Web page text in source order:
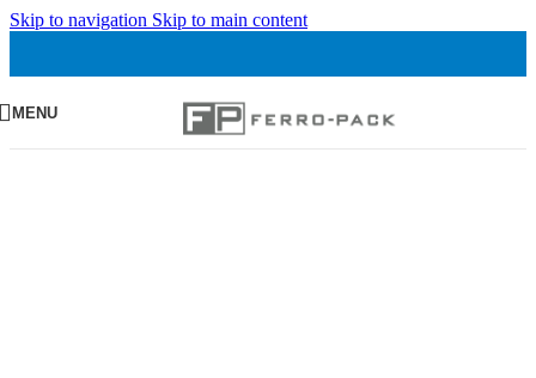
Skip to navigation Skip to main content
MENU